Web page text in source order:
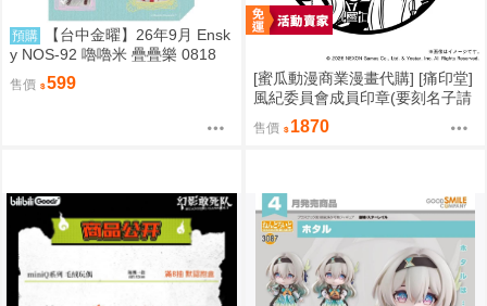
預購
【台中金曜】26年9月 Ensk
y NOS-92 嚕嚕米 疊疊樂 0818
售價 599
[蜜瓜動漫商業漫畫代購] [痛印堂]
風紀委員會成員印章(要刻名子請
下單備註)(預約至8/28)(12月預
約)(蔚藍檔案)
售價 1870